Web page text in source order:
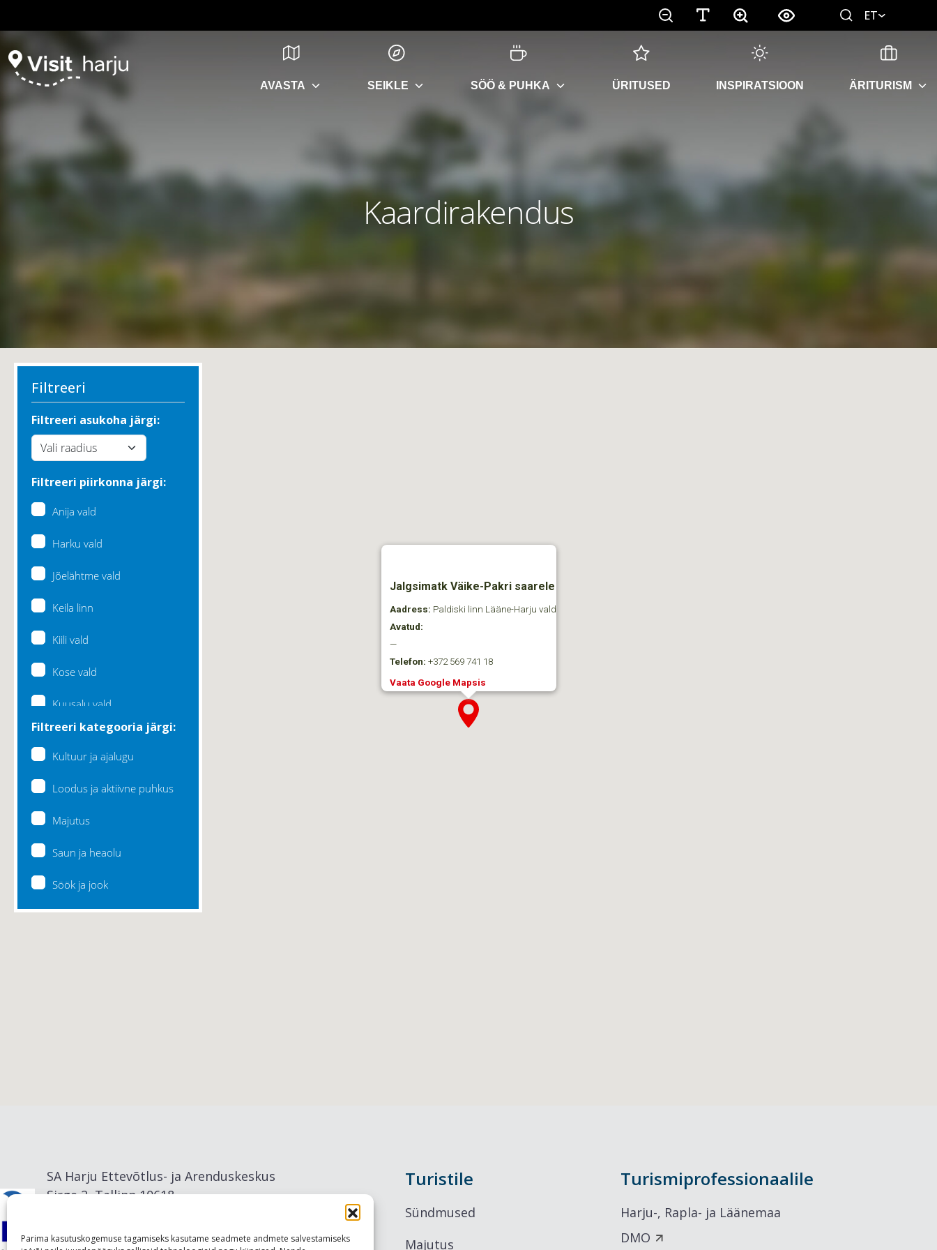
Parima kasutuskogemuse tagamiseks kasutame seadmete andmete salvestamiseks
ET
AVASTA SEIKLE SÖÖ & PUHKA ÜRITUSED INSPIRATSIOON ÄRITURISM
Kaardirakendus
Filtreeri
Filtreeri asukoha järgi:
Filtreeri piirkonna järgi:
Anija vald
Harku vald
Jõelähtme vald
Keila linn
Kiili vald
Kose vald
Kuusalu vald
Lääne-Harju vald
Filtreeri kategooria järgi:
Kultuur ja ajalugu
Loodus ja aktiivne puhkus
Majutus
Saun ja heaolu
Söök ja jook
Jalgsimatk Väike-Pakri saarele
Aadress: Paldiski linn Lääne-Harju vald
Avatud:
—
Telefon: +372 569 741 18
Vaata Google Mapsis
SA Harju Ettevõtlus- ja Arenduskeskus
Sirge 2, Tallinn 10618
Turistile
Sündmused
Majutus
Turismiprofessionaalile
Harju-, Rapla- ja Läänemaa
DMO